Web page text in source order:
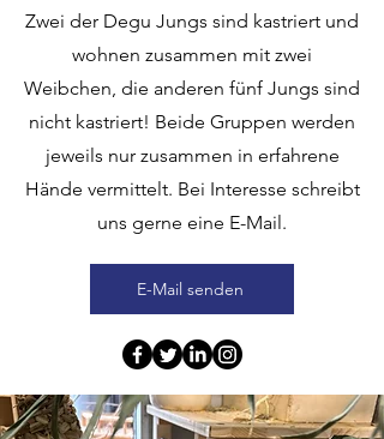
Zwei der Degu Jungs sind kastriert und
wohnen zusammen mit zwei
Weibchen, die anderen fünf Jungs sind
nicht kastriert! Beide Gruppen werden
jeweils nur zusammen in erfahrene
Hände vermittelt. Bei Interesse schreibt
uns gerne eine E-Mail.
E-Mail senden